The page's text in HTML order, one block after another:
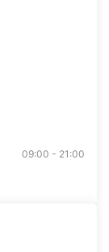
09:00 - 21:00